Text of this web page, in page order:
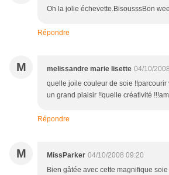
Oh la jolie échevette.BisousssBon
Répondre
M melissandre marie lisette 04/10/
quelle joile couleur de soie !!parcourir
un grand plaisir !!quelle créativité
Répondre
M MissParker 04/10/2008 09:20
Bien gâtée avec cette magnifique